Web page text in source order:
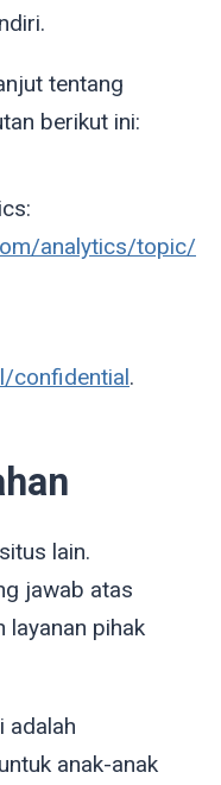
tentang
berikut ini:
analytics/topic/
confidential.
lain.
jawab atas
layanan pihak
adalah
anak-anak